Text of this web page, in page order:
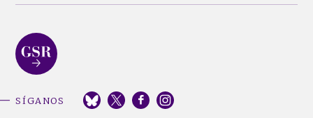
SÍGANOS